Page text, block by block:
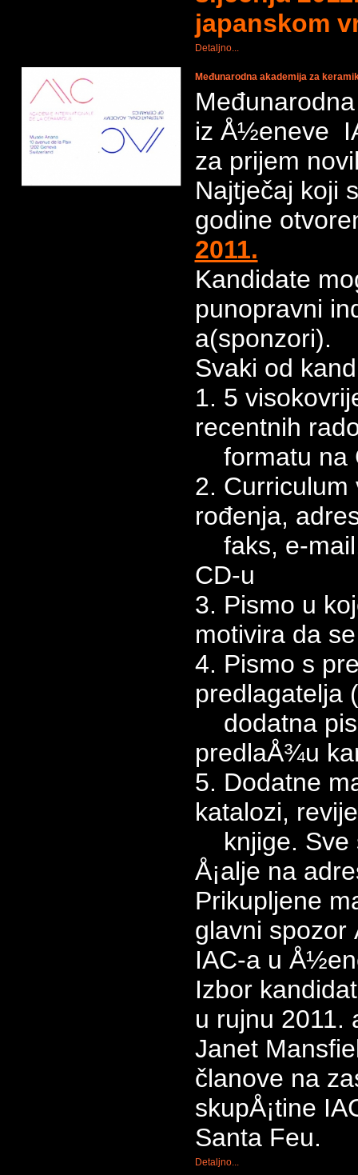
japanskom
Detaljno...
Međunarodna akademija za
iz Å½eneve
za prijem
Najtječaj koji
godine
2011.
Kandidate
punopravni
a(sponzori).
Svaki od
1. 5
recentnih
formatu na
2. Curriculum
rođenja,
faks, e-
CD-u
3. Pismo u
motivira da
4. Pismo s
predlagatelja
dodatna
predlaÅ¾u
5. Dodatne
katalozi,
knjige. Sve
Å¡alje na
Prikupljene
glavni spozor
IAC-a u
Izbor
u rujnu 2011.
Janet
članove na
skupÅ¡tine
Santa Feu.
Detaljno...